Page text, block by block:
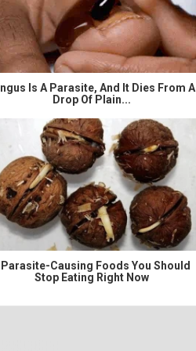
Is A Parasite, And It Dies From A
Drop Of Plain...
Causing Foods You Should
Stop Eating Right Now